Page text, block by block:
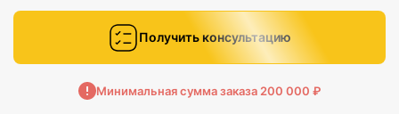
Получить консультацию
Минимальная сумма заказа 200 000 ₽